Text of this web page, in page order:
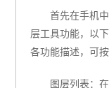
首先在手机
层工具功能，以
各功能描述，可按
图层列表：